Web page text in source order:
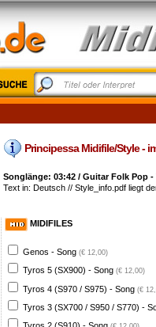
Principessa Midifile/Style -
Songlänge: 03:42 / Guitar Folk Pop -
Text in: Deutsch // Style_info.pdf liegt
MIDIFILES
Genos - Song (€ 12,00)
Tyros 5 (SX900) - Song (€ 12,00)
Tyros 4 (S970 / S975) - Song (€
Tyros 3 (SX700 / S950 / S770) -